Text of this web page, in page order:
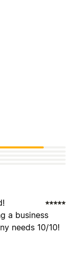
a business
needs 10/10!